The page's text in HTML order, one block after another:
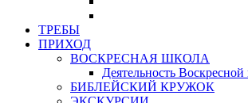
ТРЕБЫ
ПРИХОД
ВОСКРЕСНАЯ ШКОЛА
Деятельность
БИБЛЕЙСКИЙ КРУЖОК